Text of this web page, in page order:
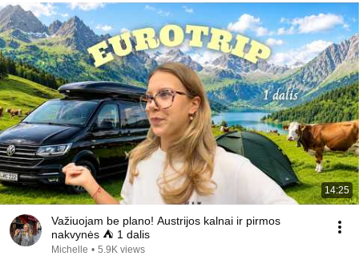
14:25
Važiuojam be plano! Austrijos kalnai ir pirmos
nakvynės ⛺️ 1 dalis
Michelle • 5.9K views